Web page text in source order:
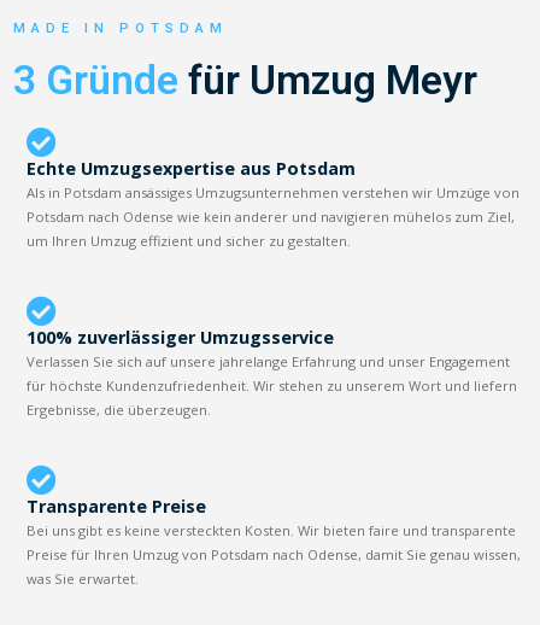
MADE IN POTSDAM
3 Gründe für Umzug Meyr
Echte Umzugsexpertise aus Potsdam
Als in Potsdam ansässiges Umzugsunternehmen verstehen wir Umzüge von
Potsdam nach Odense wie kein anderer und navigieren mühelos zum Ziel,
um Ihren Umzug effizient und sicher zu gestalten.
100% zuverlässiger Umzugsservice
Verlassen Sie sich auf unsere jahrelange Erfahrung und unser Engagement
für höchste Kundenzufriedenheit. Wir stehen zu unserem Wort und liefern
Ergebnisse, die überzeugen.
Transparente Preise
Bei uns gibt es keine versteckten Kosten. Wir bieten faire und transparente
Preise für Ihren Umzug von Potsdam nach Odense, damit Sie genau wissen,
was Sie erwartet.